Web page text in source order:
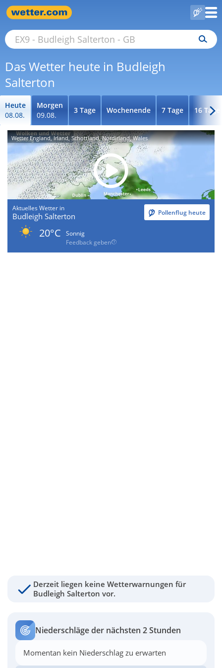
Das Wetter heute in Budleigh
Salterton
Heute
08.08.
Morgen
09.08.
3 Tage Wochenende 7 Tage 16 Tage
Wetter England, Irland, Schottland, Nordirland, Wales
Aktuelles Wetter in
Budleigh Salterton Pollenflug heute
20°C
Sonnig
Feedback geben
Derzeit liegen keine Wetterwarnungen für
Budleigh Salterton vor.
Niederschläge der nächsten 2 Stunden
Momentan kein Niederschlag zu erwarten